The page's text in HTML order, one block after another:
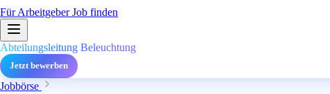
Für ArbeitgeberJob finden
Abteilungsleitung Beleuchtung
Jetzt bewerben
Jobbörse